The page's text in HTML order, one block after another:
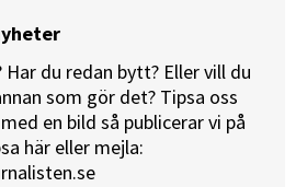
Har du redan bytt? Eller vill du
som gör det? Tipsa oss
en bild så publicerar vi på
här eller mejla: